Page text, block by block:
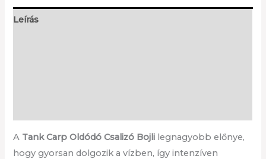
mennyiség
Leírás
A Tank Carp Oldódó Csalizó Bojli legnagyobb előnye,
hogy gyorsan dolgozik a vízben, így intenzíven